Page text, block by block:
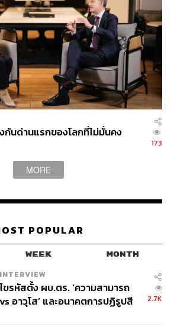
นด่านแรกของโลกที่ไม่มั่นคง
173
MORE
POPULAR
WEEK MONTH
INTERVIEW
ไขรหัสตั้ง ผบ.ตร. ‘ความสามารถ
vs อาวุโส’ และอนาคตการปฏิรูปสี
2.7K